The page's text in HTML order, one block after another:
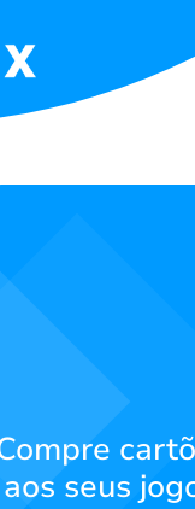
aos seus